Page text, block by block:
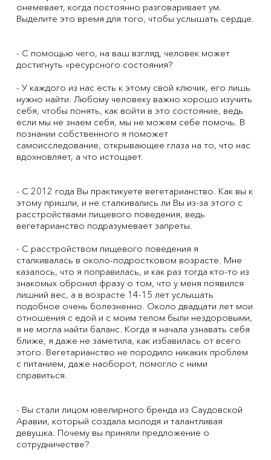
онемевает, когда постоянно разговаривает ум.
Выделите это время для того, чтобы услышать сердце.
- С помощью чего, на ваш взгляд, человек может
достигнуть «ресурсного состояния?
- У каждого из нас есть к этому свой ключик, его лишь
нужно найти. Любому человеку важно хорошо изучить
себя, чтобы понять, как войти в это состояние, ведь
если мы не знаем себя, мы не можем себе помочь. В
познании собственного я поможет
самоисследование, открывающее глаза на то, что нас
вдохновляет, а что истощает.
- С 2012 года Вы практикуете вегетарианство. Как вы к
этому пришли, и не сталкивались ли Вы из-за этого с
расстройствами пищевого поведения, ведь
вегетарианство подразумевает запреты.
- С расстройством пищевого поведения я
сталкивалась в около-подростковом возрасте. Мне
казалось, что я поправилась, и как раз тогда кто-то из
знакомых обронил фразу о том, что у меня появился
лишний вес, а в возрасте 14-15 лет услышать
подобное очень болезненно. Около двадцати лет мои
отношения с едой и с моим телом были нездоровыми,
я не могла найти баланс. Когда я начала узнавать себя
ближе, я даже не заметила, как избавилась от всего
этого. Вегетарианство не породило никаких проблем
с питанием, даже наоборот, помогло с ними
справиться.
- Вы стали лицом ювелирного бренда из Саудовской
Аравии, который создала молодя и талантливая
девушка. Почему вы приняли предложение о
сотрудничестве?